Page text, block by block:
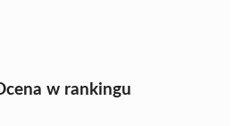
w rankingu